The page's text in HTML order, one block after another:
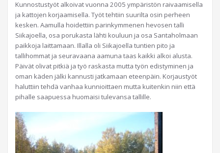
Kunnostustyöt alkoivat vuonna 2005 ympäristön raivaamisella
ja kattojen korjaamisella. Työt tehtiin suurilta osin perheen
kesken. Aamulla hoidettiin parinkymmenen hevosen talli
Siikajoella, osa porukasta lähti kouluun ja osa Santaholmaan
paikkoja laittamaan. Illalla oli Siikajoella tuntien pito ja
tallihommat ja seuravaana aamuna taas kaikki alkoi alusta.
Päivät olivat pitkiä ja työ raskasta mutta työn edistyminen ja
oman käden jälki kannusti jatkamaan eteenpäin. Korjaustyöt
haluttiin tehdä vanhaa kunnioittaen mutta kuitenkin niin että
pihalle saapuessa huomaisi tulevansa tallille.